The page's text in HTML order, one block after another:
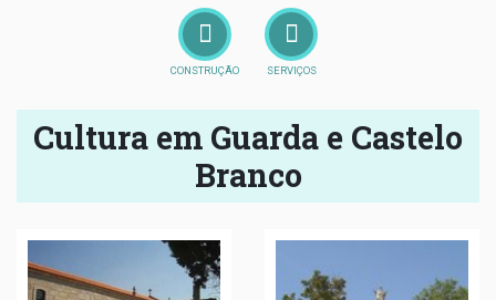
CONSTRUÇÃO SERVIÇOS
Cultura em Guarda e Castelo
Branco